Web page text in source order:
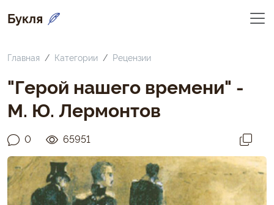
Букля
Главная Категории Рецензии
"Герой нашего времени" -
М. Ю. Лермонтов
0 65951